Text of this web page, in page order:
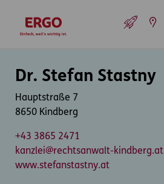
zur Startseite
Dr. Stefan Stastny
Hauptstraße 7
8650 Kindberg
+43 3865 2471
kanzlei@rechtsanwalt-kindberg.at
www.stefanstastny.at